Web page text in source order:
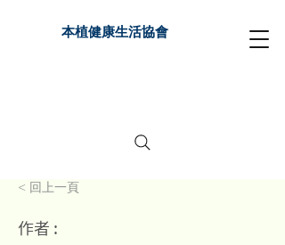
本植健康生活協會
< 回上一頁
作者 :